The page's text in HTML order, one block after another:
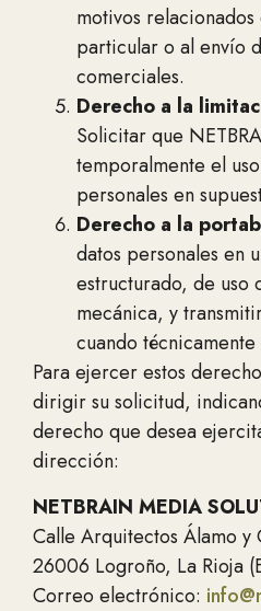
motivos
particular o al envío
comerciales.
Derecho a la
Solicitar que
temporalmente el
personales en
Derecho a la
datos personales en
estructurado, de uso
mecánica, y
cuando
Para ejercer estos
dirigir su solicitud,
derecho que desea
dirección:
NETBRAIN MEDIA
Calle Arquitectos Álamo y
26006 Logroño, La Rioja
Correo electrónico: